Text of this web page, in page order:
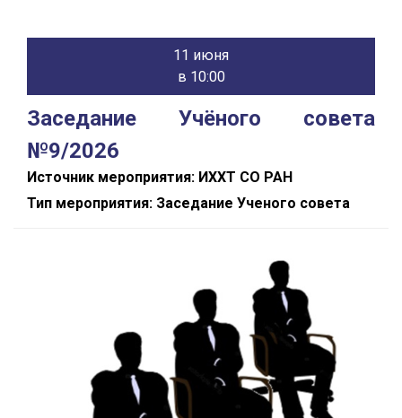
11 июня
в 10:00
Заседание Учёного совета
№9/2026
Источник мероприятия: ИХХТ СО РАН
Тип мероприятия: Заседание Ученого совета